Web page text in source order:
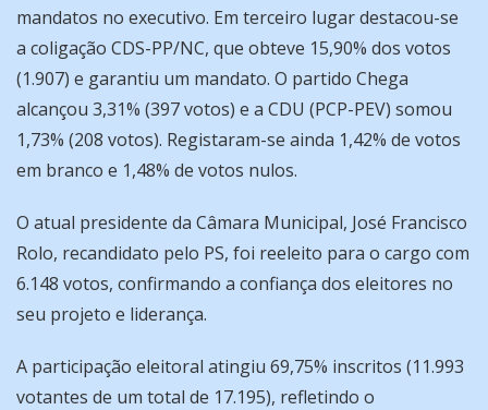
mandatos no executivo. Em terceiro lugar destacou-se
a coligação CDS-PP/NC, que obteve 15,90% dos votos
(1.907) e garantiu um mandato. O partido Chega
alcançou 3,31% (397 votos) e a CDU (PCP-PEV) somou
1,73% (208 votos). Registaram-se ainda 1,42% de votos
em branco e 1,48% de votos nulos.
O atual presidente da Câmara Municipal, José Francisco
Rolo, recandidato pelo PS, foi reeleito para o cargo com
6.148 votos, confirmando a confiança dos eleitores no
seu projeto e liderança.
A participação eleitoral atingiu 69,75% inscritos (11.993
votantes de um total de 17.195), refletindo o